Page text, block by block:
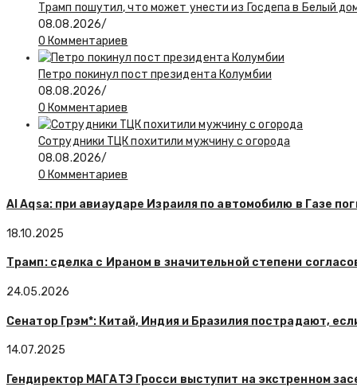
Трамп пошутил, что может унести из Госдепа в Белый
08.08.2026/
0 Комментариев
Петро покинул пост президента Колумбии
08.08.2026/
0 Комментариев
Сотрудники ТЦК похитили мужчину с огорода
08.08.2026/
0 Комментариев
Al Aqsa: при авиаударе Израиля по автомобилю в Газе
18.10.2025
Трамп: сделка с Ираном в значительной степени
24.05.2026
Сенатор Грэм*: Китай, Индия и Бразилия пострадают,
14.07.2025
Гендиректор МАГАТЭ Гросси выступит на экстренном